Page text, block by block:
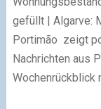
gefüllt | Algarve:
Portimão zeigt
Nachrichten aus
Wochenrückblick